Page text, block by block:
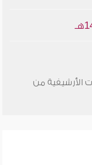
الأرشيفية من